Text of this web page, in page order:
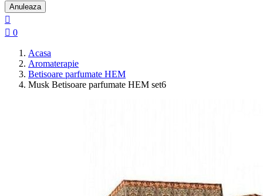
Anuleaza

 0
Acasa
Aromaterapie
Betisoare parfumate HEM
Musk Betisoare parfumate HEM set6